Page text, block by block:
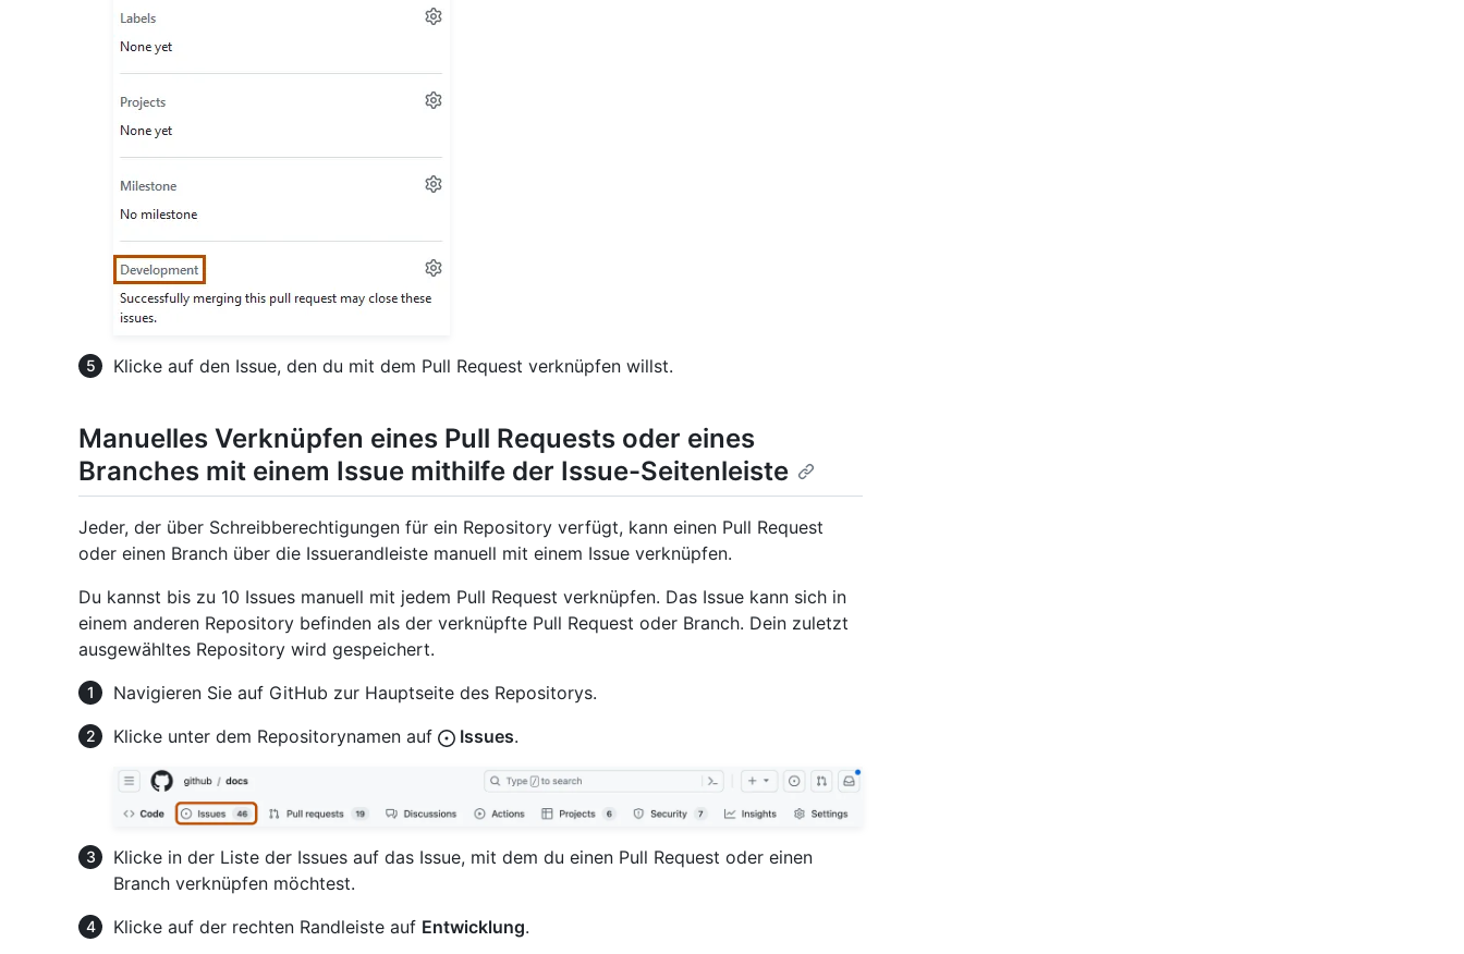
Klicke auf den Issue, den du mit dem Pull Request verknüpfen willst.
Manuelles Verknüpfen eines Pull Requests oder eines
Branches mit einem Issue mithilfe der Issue-Seitenleiste
Jeder, der über Schreibberechtigungen für ein Repository verfügt, kann einen Pull Request
oder einen Branch über die Issuerandleiste manuell mit einem Issue verknüpfen.
Du kannst bis zu 10 Issues manuell mit jedem Pull Request verknüpfen. Das Issue kann sich in
einem anderen Repository befinden als der verknüpfte Pull Request oder Branch. Dein zuletzt
ausgewähltes Repository wird gespeichert.
Navigieren Sie auf GitHub zur Hauptseite des Repositorys.
Klicke unter dem Repositorynamen auf
Issues.
Klicke in der Liste der Issues auf das Issue, mit dem du einen Pull Request oder einen
Branch verknüpfen möchtest.
Klicke auf der rechten Randleiste auf Entwicklung.